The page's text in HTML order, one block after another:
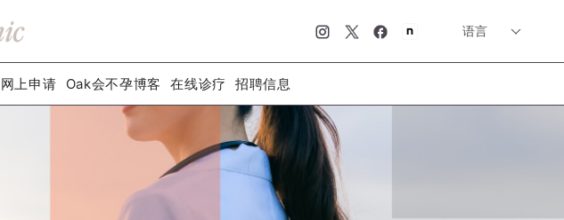
语言
网上申请 Oak会不孕博客 在线诊疗 招聘信息